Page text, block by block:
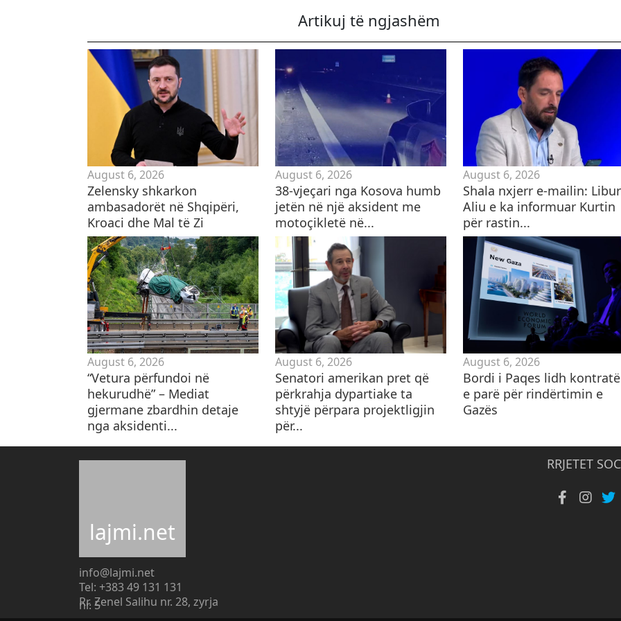
Artikuj të ngjashëm
August 6, 2026
Zelensky shkarkon
ambasadorët në Shqipëri,
Kroaci dhe Mal të Zi
August 6, 2026
38-vjeçari nga Kosova humb
jetën në një aksident me
motoçikletë në...
August 6, 2026
Shala nxjerr e-mailin:
Aliu e ka informuar Kurtin
për rastin...
August 6, 2026
“Vetura përfundoi në
hekurudhë” – Mediat
gjermane zbardhin detaje
nga aksidenti...
August 6, 2026
Senatori amerikan pret që
përkrahja dypartiake ta
shtyjë përpara projektligjin
për...
August 6, 2026
Bordi i Paqes lidh
e parë për rindërtimin e
Gazës
lajmi.net
info@lajmi.net
Tel: +383 49 131 131
Rr. Zenel Salihu nr. 28, zyrja
nr. 5
RRJETET